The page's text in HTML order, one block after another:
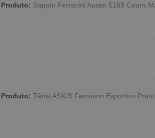
Produto:Sapato Ferracini Austin 5168 Couro
Produto:Tênis ASICS Feminino Esportivo